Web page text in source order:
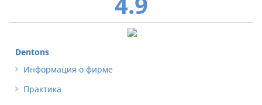
Dentons
Информация о фирме
Практика